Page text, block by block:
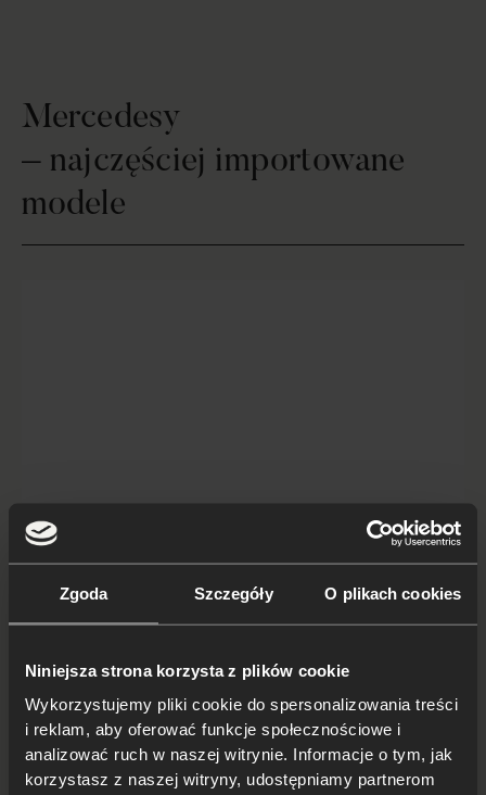
Zgoda Szczegóły O plikach cookies
Niniejsza strona korzysta z plików cookie
Wykorzystujemy pliki cookie do spersonalizowania treści
i reklam, aby oferować funkcje społecznościowe i
analizować ruch w naszej witrynie. Informacje o tym, jak
korzystasz z naszej witryny, udostępniamy partnerom
Mercedesy
– najczęściej importowane
modele